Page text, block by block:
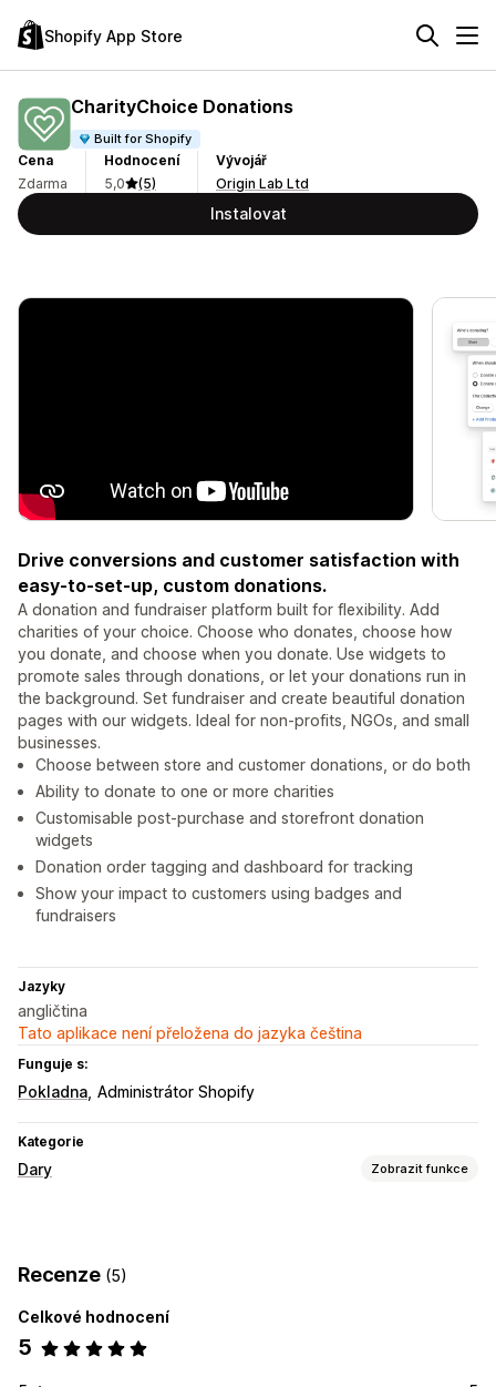
Shopify App Store
CharityChoice Donations
Built for Shopify
Cena
Zdarma
Hodnocení
5,0
(5)
Vývojář
Origin Lab Ltd
Instalovat
Drive conversions and customer satisfaction with
easy-to-set-up, custom donations.
A donation and fundraiser platform built for flexibility. Add
charities of your choice. Choose who donates, choose how
you donate, and choose when you donate. Use widgets to
promote sales through donations, or let your donations run in
the background. Set fundraiser and create beautiful donation
pages with our widgets. Ideal for non-profits, NGOs, and small
businesses.
Choose between store and customer donations, or do both
Ability to donate to one or more charities
Customisable post-purchase and storefront donation
widgets
Donation order tagging and dashboard for tracking
Show your impact to customers using badges and
fundraisers
Jazyky
angličtina
Tato aplikace není přeložena do jazyka čeština
Funguje s:
Pokladna Administrátor Shopify
Kategorie
Dary Zobrazit funkce
Ochrana životního prostředí
Správa darů
Částka darů Sledování dopadu
Recenze (5)
Celkové hodnocení
5